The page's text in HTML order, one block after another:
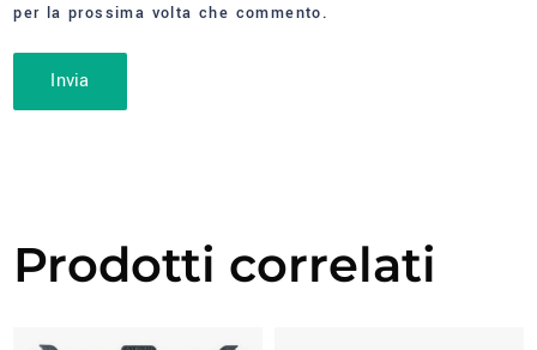
per la prossima volta che commento.
Prodotti correlati